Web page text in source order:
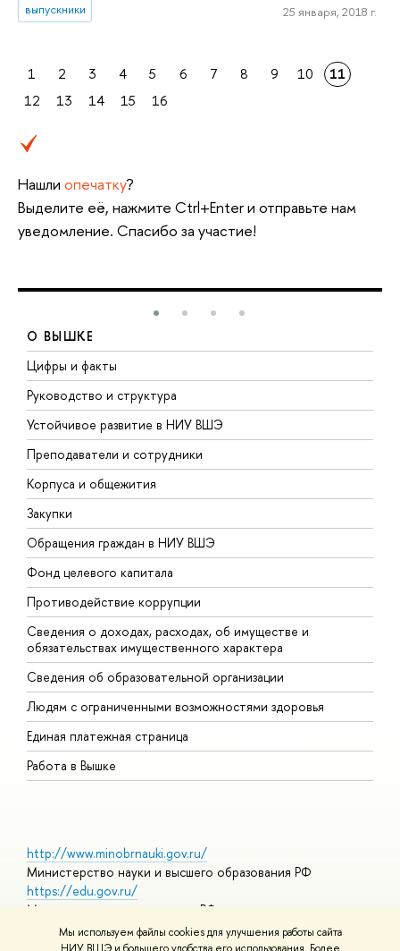
Мы используем файлы cookies для улучшения работы сайта
выпускники 25 января, 2018 г.
1 2 3 4 5 6 7 8 9 10
11
12
13 14 15 16
Нашли опечатку?
Выделите её, нажмите Ctrl+Enter и отправьте нам
уведомление. Спасибо за участие!
О ВЫШКЕ
Цифры и факты
Руководство и структура
Устойчивое развитие в НИУ ВШЭ
Преподаватели и сотрудники
Корпуса и общежития
Закупки
Обращения граждан в НИУ ВШЭ
Фонд целевого капитала
Противодействие коррупции
Сведения о доходах, расходах, об имуществе и
обязательствах имущественного характера
Сведения об образовательной организации
Людям с ограниченными возможностями здоровья
Единая платежная страница
Работа в Вышке
http://www.minobrnauki.gov.ru/
Министерство науки и высшего образования РФ
https://edu.gov.ru/
Министерство просвещения РФ
https://elearning.hse.ru/mooc
Массовые открытые онлайн-курсы